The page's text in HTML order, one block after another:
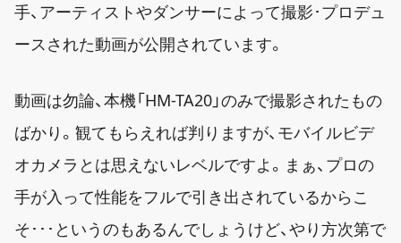
手、アーティストやダンサーによって撮影･プロデュ
ースされた動画が公開されています。
動画は勿論、本機「HM-TA20」のみで撮影されたもの
ばかり。観てもらえれば判りますが、モバイルビデ
オカメラとは思えないレベルですよ。まぁ、プロの
手が入って性能をフルで引き出されているからこ
そ･･･というのもあるんでしょうけど、やり方次第で